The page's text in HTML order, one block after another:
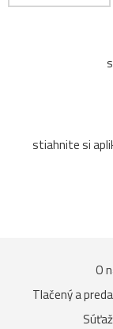
stiahnite si
O
Tlačený a